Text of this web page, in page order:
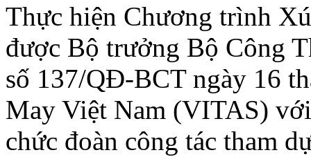
Thực hiện Chương trình
được Bộ trưởng Bộ Công
số 137/QĐ-BCT ngày 16
May Việt Nam (VITAS)
chức đoàn công tác tham